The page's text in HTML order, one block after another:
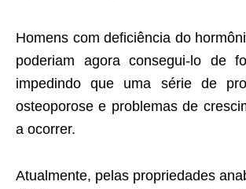
Homens com deficiência do
poderiam agora consegui-lo de
impedindo que uma série de
osteoporose e problemas de
a ocorrer.
Atualmente, pelas propriedades